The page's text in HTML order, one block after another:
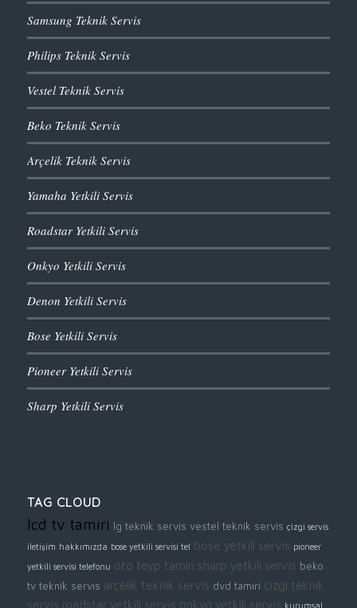
Samsung Teknik Servis
Philips Teknik Servis
Vestel Teknik Servis
Beko Teknik Servis
Arçelik Teknik Servis
Yamaha Yetkili Servis
Roadstar Yetkili Servis
Onkyo Yetkili Servis
Denon Yetkili Servis
Bose Yetkili Servis
Pioneer Yetkili Servis
Sharp Yetkili Servis
TAG CLOUD
lcd tv tamiri lg teknik servis vestel teknik servis çizgi servis
iletişim hakkımızda bose yetkili servisi tel bose yetkili servis pioneer
yetkili servisi telefonu oto teyp tamiri sharp yetkili servis beko
tv teknik servis arçelik teknik servis dvd tamiri çizgi teknik
servis roadstar yetkili servis onkyo yetkili servis kurumsal